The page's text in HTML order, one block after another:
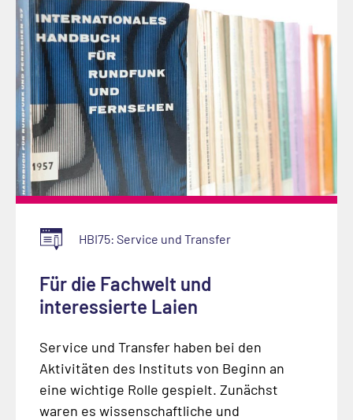
HBI75: Service und Transfer
Für die Fachwelt und
interessierte Laien
Service und Transfer haben bei den
Aktivitäten des Instituts von Beginn an
eine wichtige Rolle gespielt. Zunächst
waren es wissenschaftliche und